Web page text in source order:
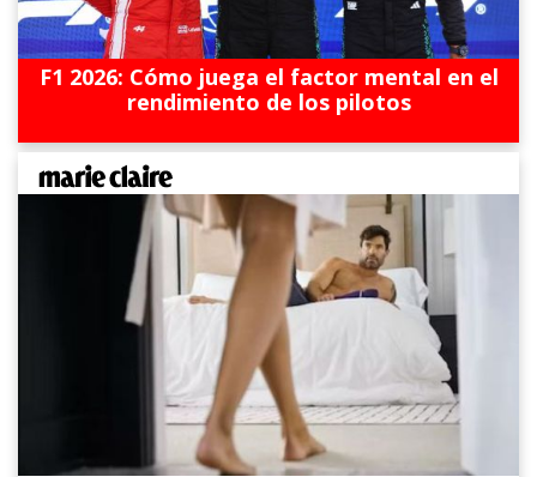
F1 2026: Cómo juega el factor mental en el
rendimiento de los pilotos